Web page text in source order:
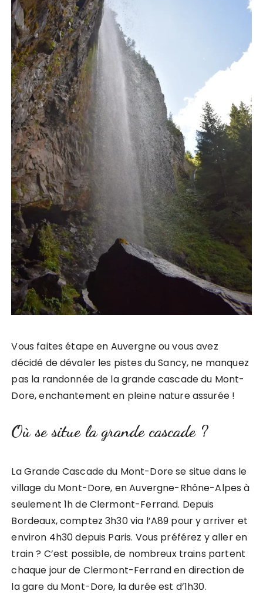
Vous faites étape en Auvergne ou vous avez
décidé de dévaler les pistes du Sancy, ne manquez
pas la randonnée de la grande cascade du Mont-
Dore, enchantement en pleine nature assurée !
Où se situe la grande cascade ?
La Grande Cascade du Mont-Dore se situe dans le
village du Mont-Dore, en Auvergne-Rhône-Alpes à
seulement 1h de Clermont-Ferrand. Depuis
Bordeaux, comptez 3h30 via l’A89 pour y arriver et
environ 4h30 depuis Paris. Vous préférez y aller en
train ? C’est possible, de nombreux trains partent
chaque jour de Clermont-Ferrand en direction de
la gare du Mont-Dore, la durée est d’1h30.